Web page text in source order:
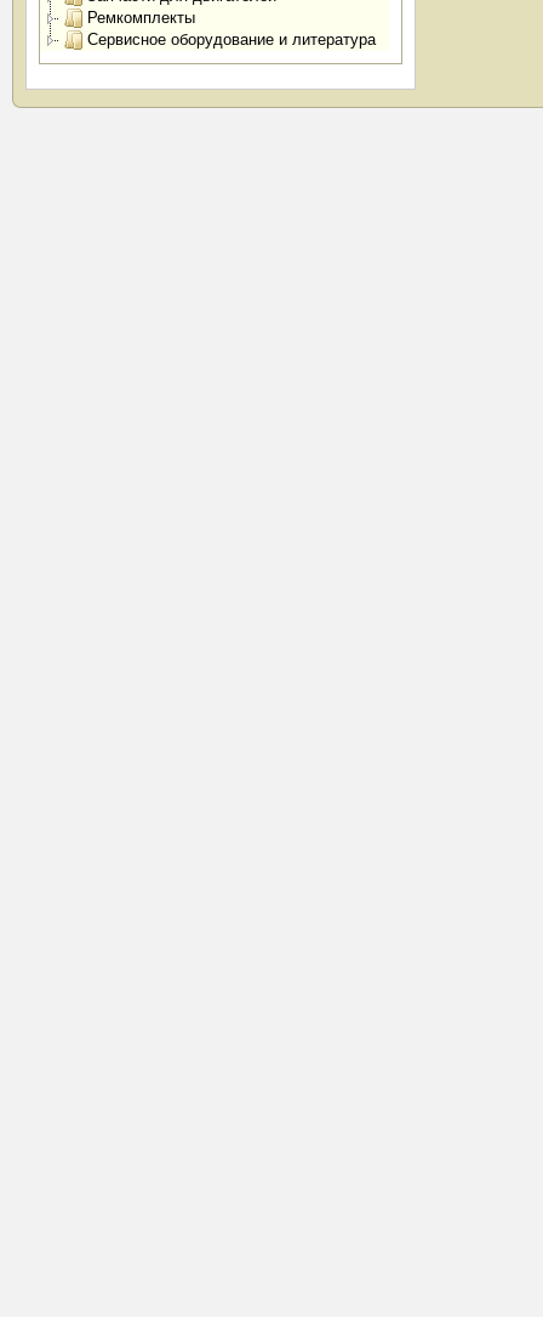
Ремкомплекты
Сервисное оборудование и литература